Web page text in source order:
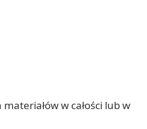
w całości lub w